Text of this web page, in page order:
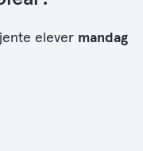
elever mandag